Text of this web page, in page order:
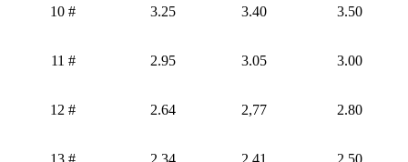
10 # 3.25 3.40 3.50
11 # 2.95 3.05 3.00
12 # 2.64 2,77 2.80
13 # 2.34 2.41 2.50